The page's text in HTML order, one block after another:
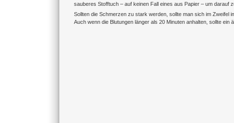
sauberes Stofftuch – auf keinen Fall eines aus Papier – um darauf
Sollten die Schmerzen zu stark werden, sollte man sich im Zweifel
Auch wenn die Blutungen länger als 20 Minuten anhalten, sollte ein